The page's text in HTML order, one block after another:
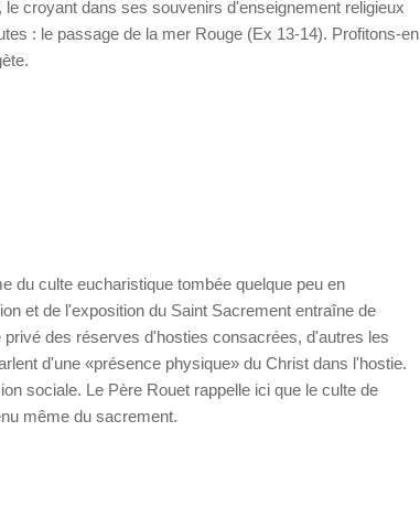
croyant dans ses souvenirs d'enseignement religieux
: le passage de la mer Rouge (Ex 13-14). Profitons-en
du culte eucharistique tombée quelque peu en
et de l'exposition du Saint Sacrement entraîne de
des réserves d'hosties consacrées, d'autres les
d'une «présence physique» du Christ dans l'hostie.
sociale. Le Père Rouet rappelle ici que le culte de
même du sacrement.